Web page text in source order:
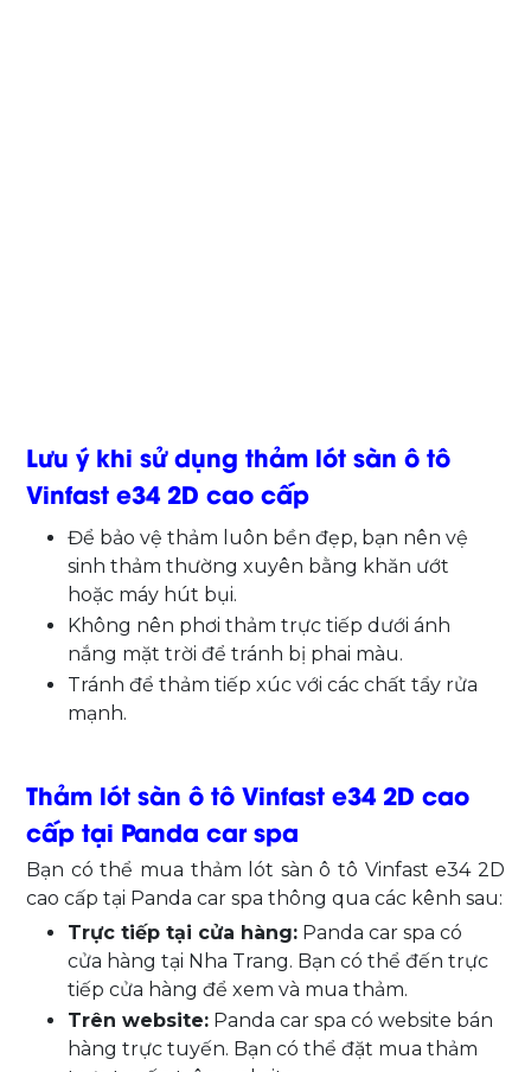
Lưu ý khi sử dụng thảm lót sàn ô tô
Vinfast e34 2D cao cấp
Để bảo vệ thảm luôn bền đẹp, bạn nên vệ
sinh thảm thường xuyên bằng khăn ướt
hoặc máy hút bụi.
Không nên phơi thảm trực tiếp dưới ánh
nắng mặt trời để tránh bị phai màu.
Tránh để thảm tiếp xúc với các chất tẩy rửa
mạnh.
Thảm lót sàn ô tô Vinfast e34 2D cao
cấp tại Panda car spa
Bạn có thể mua thảm lót sàn ô tô Vinfast e34 2D
cao cấp tại Panda car spa thông qua các kênh sau:
Trực tiếp tại cửa hàng: Panda car spa có
cửa hàng tại Nha Trang. Bạn có thể đến trực
tiếp cửa hàng để xem và mua thảm.
Trên website: Panda car spa có website bán
hàng trực tuyến. Bạn có thể đặt mua thảm